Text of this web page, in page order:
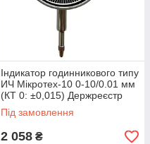
Індикатор годинникового типу
ИЧ Мікротех-10 0-10/0.01 мм
(КТ 0: ±0,015) Держреєстр
України №У3071-10
Під замовлення
2 058 ₴